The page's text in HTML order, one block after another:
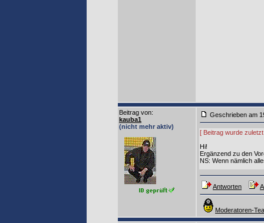
Beitrag von:
kauba1
(nicht mehr aktiv)
Geschrieben am
[ Beitrag wurde
Hi!
Ergänzend zu den
NS: Wenn nämlich
Antworten
Moderatoren-